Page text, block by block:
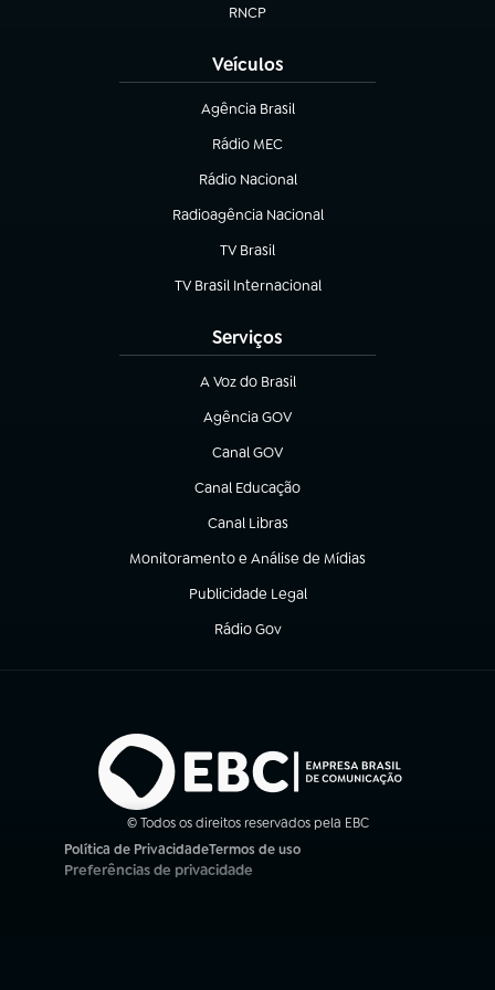
RNCP
(abre em nova aba)
Veículos
Agência Brasil
(abre em nova aba)
Rádio MEC
Rádio Nacional
(abre em nova aba)
Radioagência Nacional
(abre em nova aba)
TV Brasil
(abre em nova aba)
TV Brasil Internacional
(abre em nova aba)
Serviços
A Voz do Brasil
(abre em nova aba)
Agência GOV
(abre em nova aba)
Canal GOV
(abre em nova aba)
Canal Educação
(abre em nova aba)
Canal Libras
(abre em nova aba)
Monitoramento e Análise de Mídias
(abre em nova aba)
Publicidade Legal
(abre em nova aba)
Rádio Gov
(abre em nova aba)
© Todos os direitos reservados pela EBC
Política de Privacidade
(abre em nova aba)
Termos de uso
(abre em nova aba)
Preferências de privacidade